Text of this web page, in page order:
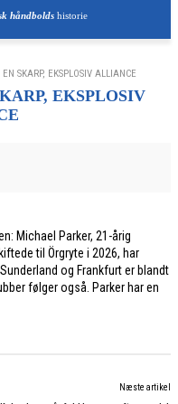
håndboldshistorie
SKARP, EKSPLOSIV ALLIANCE
EKSPLOSIV
Michael Parker, 21-årig
til Örgryte i 2026, har
og Frankfurt er blandt
følger også. Parker har en
Næste artikel